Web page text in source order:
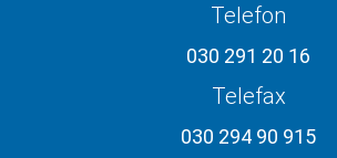
Telefon
030 291 20 16
Telefax
030 294 90 915